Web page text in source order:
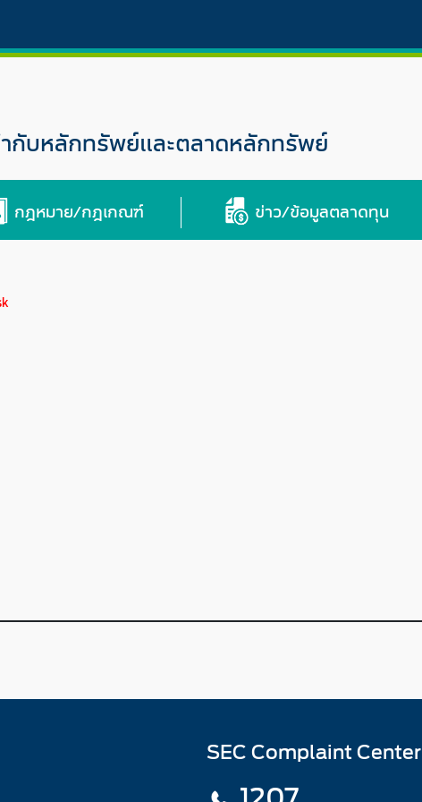
กับหลักทรัพย์และตลาดหลักทรัพย์
กฎหมาย/กฎเกณฑ์ ข่าว/ข้อมูลตลาดทุน
SEC Complaint Center